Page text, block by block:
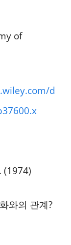
of
d
(1974)
와의 관계?